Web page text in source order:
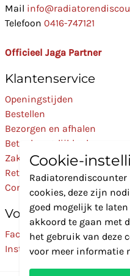
Mail
Telefoon 0416-747121
Officieel Jaga Partner
Klantenservice
Openingstijden
Bestellen
Bezorgen en afhalen
Betaalmogelijkheden
Zakelijk
Retourneren
Contact
Volg Ons
Facebook
Instagram
Cookie-
cookies, deze zijn
goed mogelijk te
akkoord te gaan met
het gebruik van deze
voor meer informatie